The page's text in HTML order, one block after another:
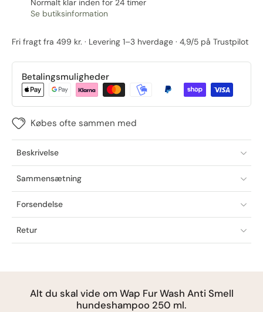
Normalt klar inden for 24 timer
Se butiksinformation
Fri fragt fra 499 kr. · Levering 1–3 hverdage · 4,9/5 på Trustpilot
Betalingsmuligheder
Købes ofte sammen med
Beskrivelse
Sammensætning
Forsendelse
Retur
Alt du skal vide om Wap Fur Wash Anti Smell
hundeshampoo 250 ml.